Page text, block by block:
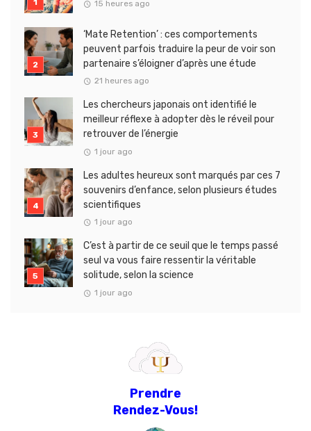
15 heures ago
‘Mate Retention’ : ces comportements
peuvent parfois traduire la peur de voir son
partenaire s’éloigner d’après une étude
21 heures ago
Les chercheurs japonais ont identifié le
meilleur réflexe à adopter dès le réveil pour
retrouver de l’énergie
1 jour ago
Les adultes heureux sont marqués par ces 7
souvenirs d’enfance, selon plusieurs études
scientifiques
1 jour ago
C’est à partir de ce seuil que le temps passé
seul va vous faire ressentir la véritable
solitude, selon la science
1 jour ago
Prendre
Rendez-Vous!